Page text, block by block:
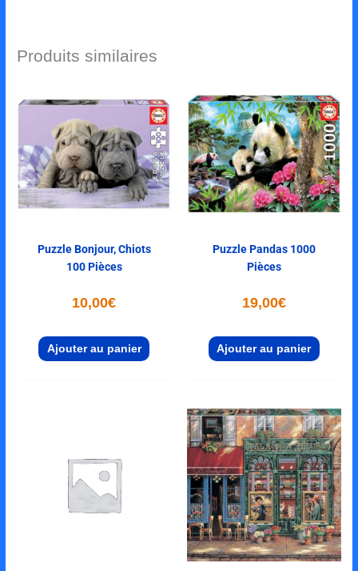
Produits similaires
Puzzle Bonjour, Chiots
100 Pièces
10,00€
Ajouter au panier
Puzzle Pandas 1000
Pièces
19,00€
Ajouter au panier